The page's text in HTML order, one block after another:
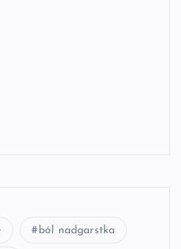
ból nadgarstka